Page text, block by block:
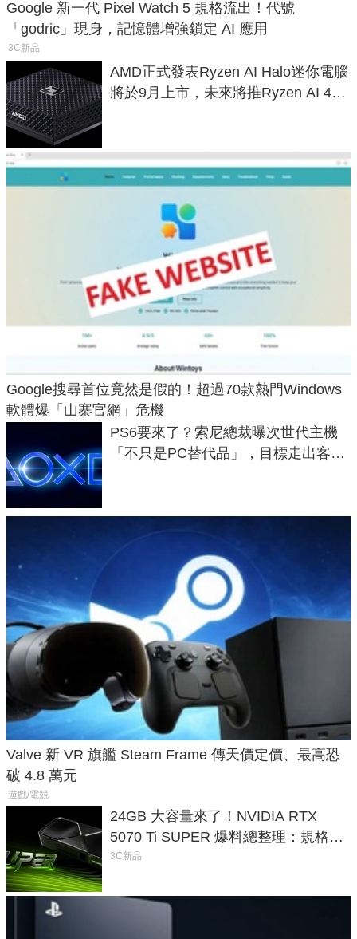
Google 新一代 Pixel Watch 5 規格流出！代號
「godric」現身，記憶體增強鎖定 AI 應用
3C新品
AMD正式發表Ryzen AI Halo迷你電腦
將於9月上市，未來將推Ryzen AI 400
Google搜尋首位竟然是假的！超過70款熱門Windows
軟體爆「山寨官網」危機
PS6要來了？索尼總裁曝次世代主機
「不只是PC替代品」，目標走出客
Valve 新 VR 旗艦 Steam Frame 傳天價定價、最高恐
破 4.8 萬元
遊戲/電競
24GB 大容量來了！NVIDIA RTX
5070 Ti SUPER 爆料總整理：規格、
功耗、上市時間
3C新品